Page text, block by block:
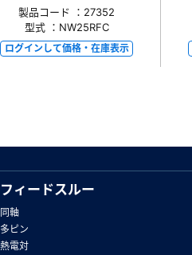
製品コード ：27352
型式 ：NW25RFC
ログインして価格・在庫表示
フィードスルー
同軸
多ピン
熱電対